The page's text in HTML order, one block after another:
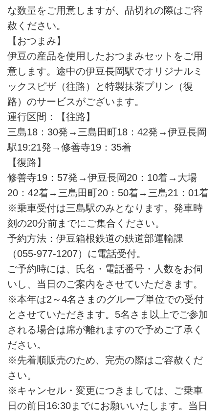
な数量をご用意しますが、品切れの際はご容
赦ください。
【おつまみ】
伊豆の産品を使用したおつまみセットをご用
意します。途中の伊豆長岡駅でオリジナルミ
ックスピザ（往路）と特製抹茶プリン（復
路）のサービスがございます。
運行区間：【往路】
三島18：30発→三島田町18：42発→伊豆長岡
駅19:21発→修善寺19：35着
【復路】
修善寺19：57発→伊豆長岡20：10着→大場
20：42着→三島田町20：50着→三島21：01着
※乗車受付は三島駅のみとなります。発車時
刻の20分前までにご集合ください。
予約方法：伊豆箱根鉄道の鉄道部運輸課
（055-977-1207）に電話受付。
ご予約時には、氏名・電話番号・人数をお伺
いし、当日のご案内をさせていただきます。
※本年は2～4名さまのグループ単位での受付
とさせていただきます。5名さま以上でご参加
される場合は席が離れますので予めご了承く
ださい。
※先着順販売のため、完売の際はご容赦くだ
さい。
※キャンセル・変更につきましては、ご乗車
日の前日16:30までにお願いいたします。当日